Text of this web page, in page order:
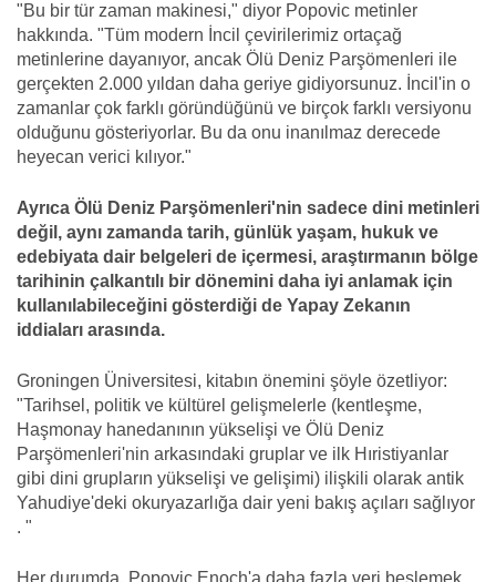
"Bu bir tür zaman makinesi," diyor Popovic metinler
hakkında. "Tüm modern İncil çevirilerimiz ortaçağ
metinlerine dayanıyor, ancak Ölü Deniz Parşömenleri ile
gerçekten 2.000 yıldan daha geriye gidiyorsunuz. İncil'in o
zamanlar çok farklı göründüğünü ve birçok farklı versiyonu
olduğunu gösteriyorlar. Bu da onu inanılmaz derecede
heyecan verici kılıyor."
Ayrıca Ölü Deniz Parşömenleri'nin sadece dini metinleri
değil, aynı zamanda tarih, günlük yaşam, hukuk ve
edebiyata dair belgeleri de içermesi, araştırmanın bölge
tarihinin çalkantılı bir dönemini daha iyi anlamak için
kullanılabileceğini gösterdiği de Yapay Zekanın
iddiaları arasında.
Groningen Üniversitesi, kitabın önemini şöyle özetliyor:
"Tarihsel, politik ve kültürel gelişmelerle (kentleşme,
Haşmonay hanedanının yükselişi ve Ölü Deniz
Parşömenleri'nin arkasındaki gruplar ve ilk Hıristiyanlar
gibi dini grupların yükselişi ve gelişimi) ilişkili olarak antik
Yahudiye'deki okuryazarlığa dair yeni bakış açıları sağlıyor
. "